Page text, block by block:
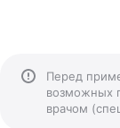
Перед
возможных
врачом